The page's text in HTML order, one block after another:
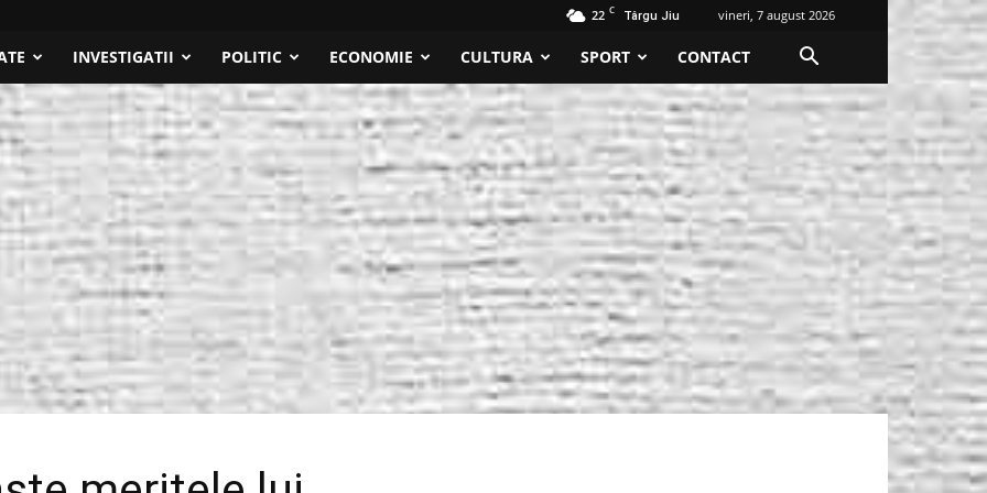
22 C Târgu Jiu vineri, 7 august 2026
INVESTIGATII POLITIC ECONOMIE CULTURA SPORT CONTACT